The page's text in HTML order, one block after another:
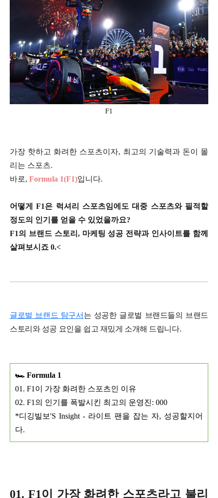
F1
가장 핫하고 화려한 스포츠이자, 최고의 기술력과 돈이 몰
리는 스포츠.
바로, Formula 1(F1)입니다.
어떻게 F1은 럭셔리 스포츠임에도 대중 스포츠와 필적할
정도의 인기를 얻을 수 있었을까요?
F1의 브랜드 스토리, 마케팅 성공 전략과 인사이트를 함께
살펴보시죠 0.<
글로벌 브랜드 탐구서 는 성공한 글로벌 브랜드들의 브랜드
스토리와 성공 요인을 쉽고 재밌게 소개해 드립니다.
🏎️ Formula 1
01. F1이 가장 화려한 스포츠인 이유
02. F1의 인기를 폭발시킨 최고의 운영진: 000
*디깅빌보'S Insight - 라이트 팬을 잡는 자, 성공할지어
다.
01. F1이 가장 화려한 스포츠라고 불리